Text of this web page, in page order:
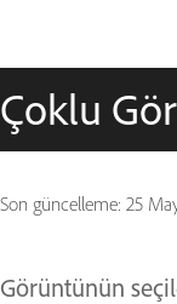
Çoklu
Son güncelleme: 25
Görüntünün